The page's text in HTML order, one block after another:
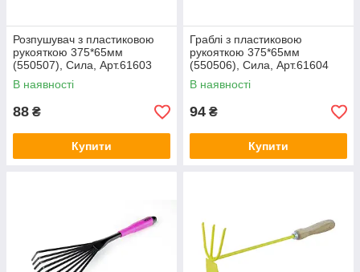
Розпушувач з пластиковою
рукояткою 375*65мм
(550507), Сила, Арт.61603
В наявності
88 ₴
Купити
Граблі з пластиковою
рукояткою 375*65мм
(550506), Сила, Арт.61604
В наявності
94 ₴
Купити